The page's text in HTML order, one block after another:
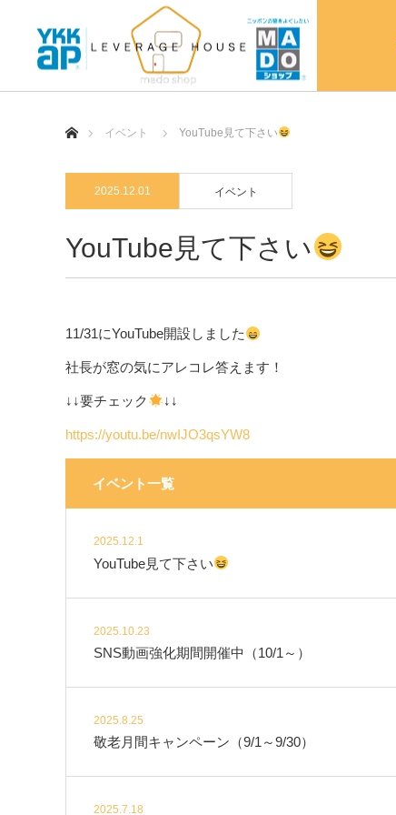
イベント
YouTube見て下さい
2025.12.01 イベント
YouTube見て下さい
11/31にYouTube開設しました
社長が窓の気にアレコレ答えます！
↓↓要チェック ↓↓
https://youtu.be/nwIJO3qsYW8
イベント一覧
2025.12.1
YouTube見て下さい
2025.10.23
SNS動画強化期間開催中（10/1～）
2025.8.25
敬老月間キャンペーン（9/1～9/30）
2025.7.18